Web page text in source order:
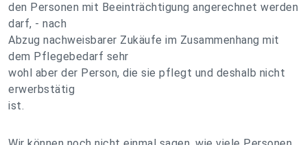
den Personen mit Beeinträchtigung angerechnet werden
darf, - nach
Abzug nachweisbarer Zukäufe im Zusammenhang mit
dem Pflegebedarf sehr
wohl aber der Person, die sie pflegt und deshalb nicht
erwerbstätig
ist.